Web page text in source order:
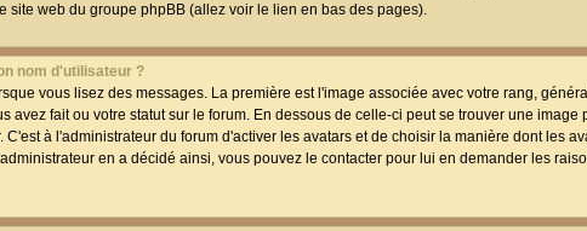
site web du groupe phpBB (allez voir le lien en bas des pages).
nom d'utilisateur ?
vous lisez des messages. La première est l'image associée avec votre rang,
fait ou votre statut sur le forum. En dessous de celle-ci peut se trouver une image
à l'administrateur du forum d'activer les avatars et de choisir la manière dont les
en a décidé ainsi, vous pouvez le contacter pour lui en demander les